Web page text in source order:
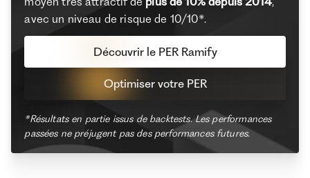
avec un niveau de risque de 10/10*.
Optimiser votre PER
Découvrir le PER Ramify
*Résultats en partie issus de backtests. Les performances
passées ne préjugent pas des performances futures.